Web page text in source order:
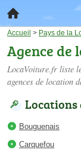
Accueil > Pays de la
Agence de
LocaVoiture.fr liste
agences de location
Bouguenais
Carquefou